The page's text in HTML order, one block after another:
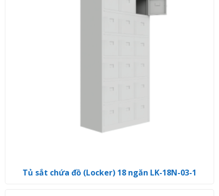
Tủ sắt chứa đồ (Locker) 18 ngăn LK-18N-03-1